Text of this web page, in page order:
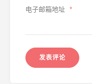
电子邮箱地址 *